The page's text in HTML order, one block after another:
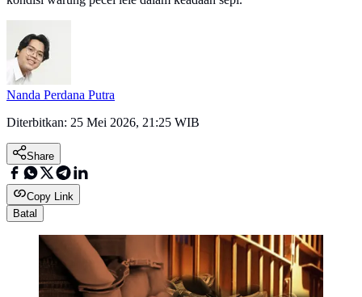
Nanda Perdana Putra
Diterbitkan: 25 Mei 2026, 21:25 WIB
Share
Copy Link
Batal